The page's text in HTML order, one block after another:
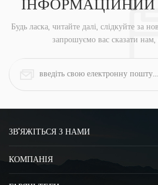
Будь ласка, читайте далі, слідкуйте за
запрошуємо вас сказати
ЗВ'ЯЖІТЬСЯ З НАМИ
КОМПАНІЯ